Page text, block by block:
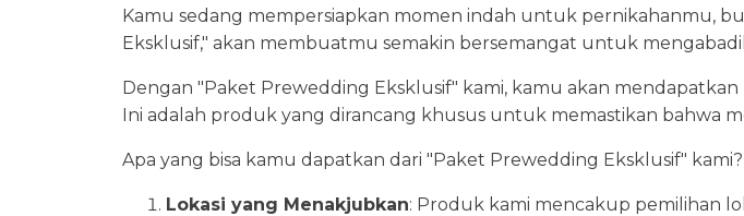
Kamu sedang mempersiapkan momen indah untuk pernikahanmu,
Eksklusif," akan membuatmu semakin bersemangat untuk
Dengan "Paket Prewedding Eksklusif" kami, kamu akan
Ini adalah produk yang dirancang khusus untuk memastikan bahwa
Apa yang bisa kamu dapatkan dari "Paket Prewedding Eksklusif" kami?
Lokasi yang Menakjubkan: Produk kami mencakup pemilihan